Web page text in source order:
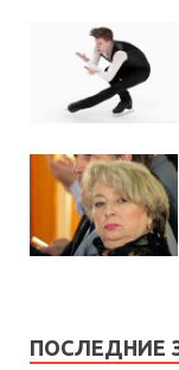
ПОСЛЕДНИЕ